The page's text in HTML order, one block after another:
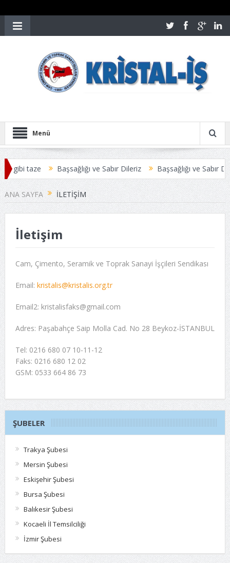
Menü
gibi taze Başsağlığı ve Sabır Dileriz
Başsağlığı ve Sabır
ANLAŞMAYLA SONUÇLANDI
Üyelerimize Duyuru
ANA SAYFA İLETIŞIM
İletişim
Cam, Çimento, Seramik ve Toprak Sanayi İşçileri Sendikası
Email: kristalis@kristalis.org.tr
Email2: kristalisfaks@gmail.com
Adres: Paşabahçe Saip Molla Cad. No 28 Beykoz-İSTANBUL
Tel: 0216 680 07 10-11-12
Faks: 0216 680 12 02
GSM: 0533 664 86 73
ŞUBELER
Trakya Şubesi
Mersin Şubesi
Eskişehir Şubesi
Bursa Şubesi
Balıkesir Şubesi
Kocaeli İl Temsilciliği
İzmir Şubesi